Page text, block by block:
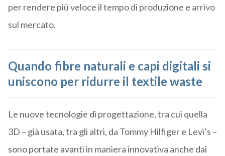
per rendere più veloce il tempo di produzione e arrivo
sul mercato.
Quando fibre naturali e capi digitali si
uniscono per ridurre il textile waste
Le nuove tecnologie di progettazione, tra cui quella
3D – già usata, tra gli altri, da Tommy Hilfigere Levi’s –
sono portate avanti in maniera innovativa anche dai